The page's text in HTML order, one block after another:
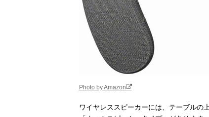
Photo by Amazon
ワイヤレススピーカーには、テーブルの